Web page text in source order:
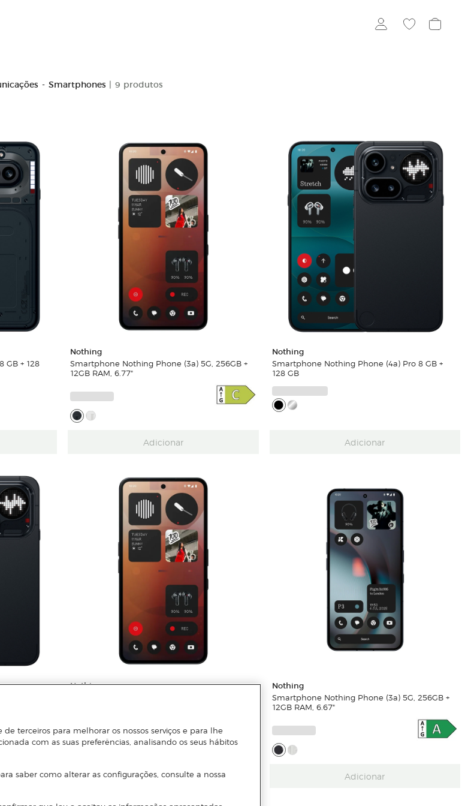
- Smartphones | 9 produtos
+ 128
Nothing
Smartphone Nothing Phone (3a) 5G, 256GB +
12GB RAM, 6.77"
Adicionar
Nothing
Smartphone Nothing Phone (4a) Pro 8 GB +
128 GB
Adicionar
12 GB +
Nothing
Adicionar
Nothing
Smartphone Nothing Phone (3a) 5G, 256GB +
12GB RAM, 6.67"
Adicionar
de terceiros para melhorar os nossos serviços e para lhe
com as suas preferências, analisando os seus hábitos
saber como alterar as configurações, consulte a nossa